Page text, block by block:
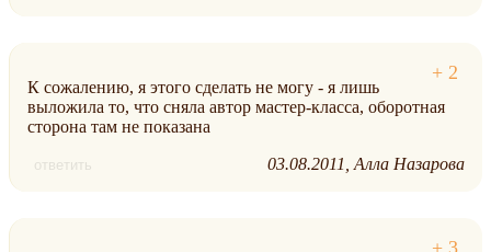
К сожалению, я этого сделать не могу - я лишь
выложила то, что сняла автор мастер-класса, оборотная
сторона там не показана
ответить 03.08.2011 Алла Назарова